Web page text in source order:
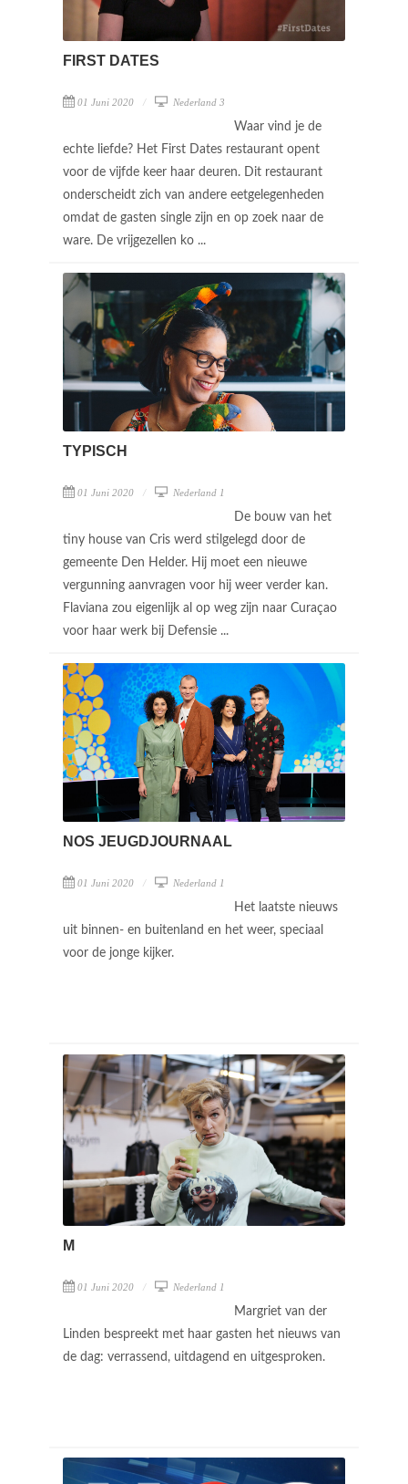
FIRST DATES
01 Juni 2020 Nederland 3
Waar vind je de
echte liefde? Het First Dates restaurant opent
voor de vijfde keer haar deuren. Dit restaurant
onderscheidt zich van andere eetgelegenheden
omdat de gasten single zijn en op zoek naar de
ware. De vrijgezellen ko ...
TYPISCH
01 Juni 2020 Nederland 1
De bouw van het
tiny house van Cris werd stilgelegd door de
gemeente Den Helder. Hij moet een nieuwe
vergunning aanvragen voor hij weer verder kan.
Flaviana zou eigenlijk al op weg zijn naar Curaçao
voor haar werk bij Defensie ...
NOS JEUGDJOURNAAL
01 Juni 2020 Nederland 1
Het laatste nieuws
uit binnen- en buitenland en het weer, speciaal
voor de jonge kijker.
M
01 Juni 2020 Nederland 1
Margriet van der
Linden bespreekt met haar gasten het nieuws van
de dag: verrassend, uitdagend en uitgesproken.